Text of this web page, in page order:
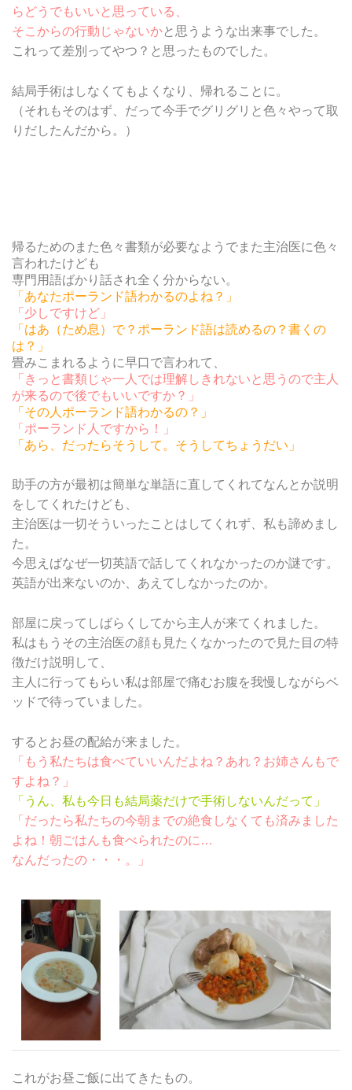
らどうでもいいと思っている、
そこからの行動じゃないかと思うような出来事でした。
これって差別ってやつ？と思ったものでした。
結局手術はしなくてもよくなり、帰れることに。
（それもそのはず、だって今手でグリグリと色々やって取
りだしたんだから。）
帰るためのまた色々書類が必要なようでまた主治医に色々
言われたけども
専門用語ばかり話され全く分からない。
「あなたポーランド語わかるのよね？」
「少しですけど」
「はあ（ため息）で？ポーランド語は読めるの？書くの
は？」
畳みこまれるように早口で言われて、
「きっと書類じゃ一人では理解しきれないと思うので主人
が来るので後でもいいですか？」
「その人ポーランド語わかるの？」
「ポーランド人ですから！」
「あら、だったらそうして。そうしてちょうだい」
助手の方が最初は簡単な単語に直してくれてなんとか説明
をしてくれたけども、
主治医は一切そういったことはしてくれず、私も諦めまし
た。
今思えばなぜ一切英語で話してくれなかったのか謎です。
英語が出来ないのか、あえてしなかったのか。
部屋に戻ってしばらくしてから主人が来てくれました。
私はもうその主治医の顔も見たくなかったので見た目の特
徴だけ説明して、
主人に行ってもらい私は部屋で痛むお腹を我慢しながらベ
ッドで待っていました。
するとお昼の配給が来ました。
「もう私たちは食べていいんだよね？あれ？お姉さんもで
すよね？」
「うん、私も今日も結局薬だけで手術しないんだって」
「だったら私たちの今朝までの絶食しなくても済みました
よね！朝ごはんも食べられたのに…
なんだったの・・・。」
これがお昼ご飯に出てきたもの。